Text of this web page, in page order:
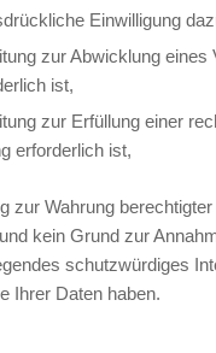
Einwilligung
zur Abwicklung eines
ist,
zur Erfüllung einer
erforderlich ist,
zur Wahrung
kein Grund zur
schutzwürdiges
Ihrer Daten haben.